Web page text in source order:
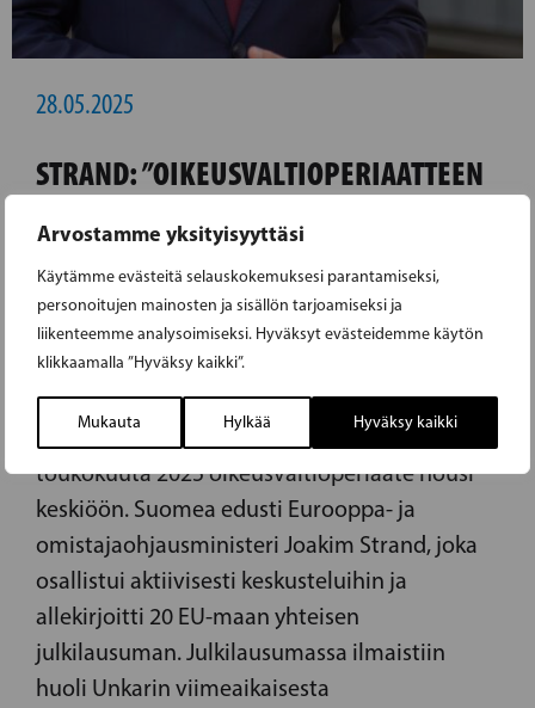
Arvostamme yksityisyyttäsi
Käytämme evästeitä selauskokemuksesi parantamiseksi,
personoitujen mainosten ja sisällön tarjoamiseksi ja
liikenteemme analysoimiseksi. Hyväksyt evästeidemme käytön
klikkaamalla ”Hyväksy kaikki”.
Mukauta Hylkää Hyväksy kaikki
28.05.2025
STRAND: ”OIKEUSVALTIOPERIAATTEEN
RAJAT” – SUOMI MUKANA 20 EU-MAAN
YHTEISESSÄ VAROITUKSESSA
UNKARILLE
Euroopan unionin yleisten asioiden
neuvoston kokouksessa Brysselissä 27.
toukokuuta 2025 oikeusvaltioperiaate nousi
keskiöön. Suomea edusti Eurooppa- ja
omistajaohjausministeri Joakim Strand, joka
osallistui aktiivisesti keskusteluihin ja
allekirjoitti 20 EU-maan yhteisen
julkilausuman. Julkilausumassa ilmaistiin
huoli Unkarin viimeaikaisesta